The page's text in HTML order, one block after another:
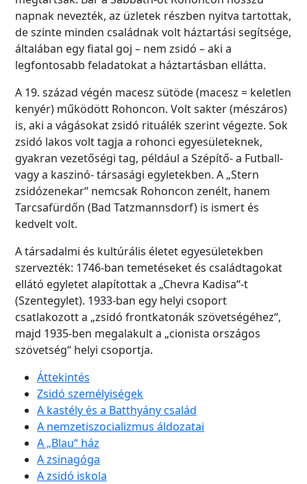
napnak nevezték, az üzletek részben nyitva tartottak,
de szinte minden családnak volt háztartási segítsége,
általában egy fiatal goj – nem zsidó – aki a
legfontosabb feladatokat a háztartásban ellátta.
A 19. század végén macesz sütöde (macesz = keletlen
kenyér) működött Rohoncon. Volt sakter (mészáros)
is, aki a vágásokat zsidó rituálék szerint végezte. Sok
zsidó lakos volt tagja a rohonci egyesületeknek,
gyakran vezetőségi tag, például a Szépítő- a Futball-
vagy a kaszinó- társasági egyletekben. A „Stern
zsidózenekar“ nemcsak Rohoncon zenélt, hanem
Tarcsafürdőn (Bad Tatzmannsdorf) is ismert és
kedvelt volt.
A társadalmi és kultúrális életet egyesületekben
szervezték: 1746-ban temetéseket és családtagokat
ellátó egyletet alapítottak a „Chevra Kadisa“-t
(Szentegylet). 1933-ban egy helyi csoport
csatlakozott a „zsidó frontkatonák szövetségéhez“,
majd 1935-ben megalakult a „cionista országos
szövetség“ helyi csoportja.
Áttekintés
Zsidó személyiségek
A kastély és a Batthyány család
A nemzetiszocializmus áldozatai
A „Blau“ ház
A zsinagóga
A zsidó iskola